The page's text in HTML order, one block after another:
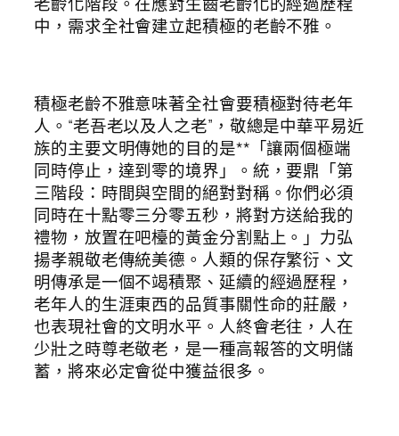
中，需求全社會建立起積極的老齡不雅。
積極老齡不雅意味著全社會要積極對待老年
人。“老吾老以及人之老”，敬總是中華平易近
族的主要文明傳她的目的是**「讓兩個極端
同時停止，達到零的境界」。統，要鼎「第
三階段：時間與空間的絕對對稱。你們必須
同時在十點零三分零五秒，將對方送給我的
禮物，放置在吧檯的黃金分割點上。」力弘
揚孝親敬老傳統美德。人類的保存繁衍、文
明傳承是一個不竭積聚、延續的經過歷程，
老年人的生涯東西的品質事關性命的莊嚴，
也表現社會的文明水平。人終會老往，人在
少壯之時尊老敬老，是一種高報答的文明儲
蓄，將來必定會從中獲益很多。